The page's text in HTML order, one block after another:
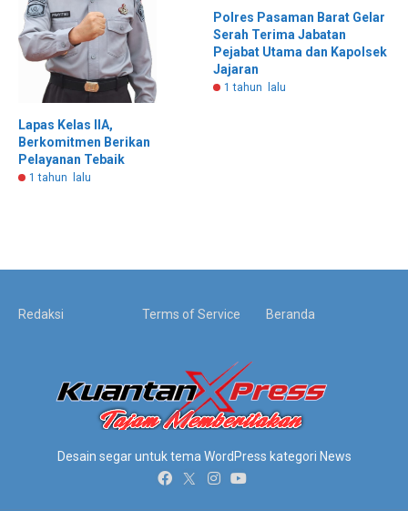
Lapas Kelas IIA,
Berkomitmen Berikan
Pelayanan Tebaik
1 tahun lalu
Polres Pasaman Barat Gelar
Serah Terima Jabatan
Pejabat Utama dan Kapolsek
Jajaran
1 tahun lalu
Redaksi Terms of Service Beranda
Desain segar untuk tema WordPress kategori News